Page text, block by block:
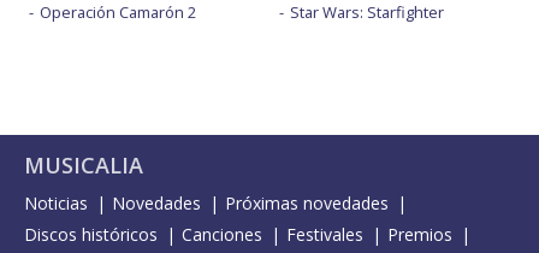
Operación Camarón 2
Star Wars: Starfighter
MUSICALIA
Noticias Novedades
Próximas novedades
Discos históricos
Canciones Festivales
Premios